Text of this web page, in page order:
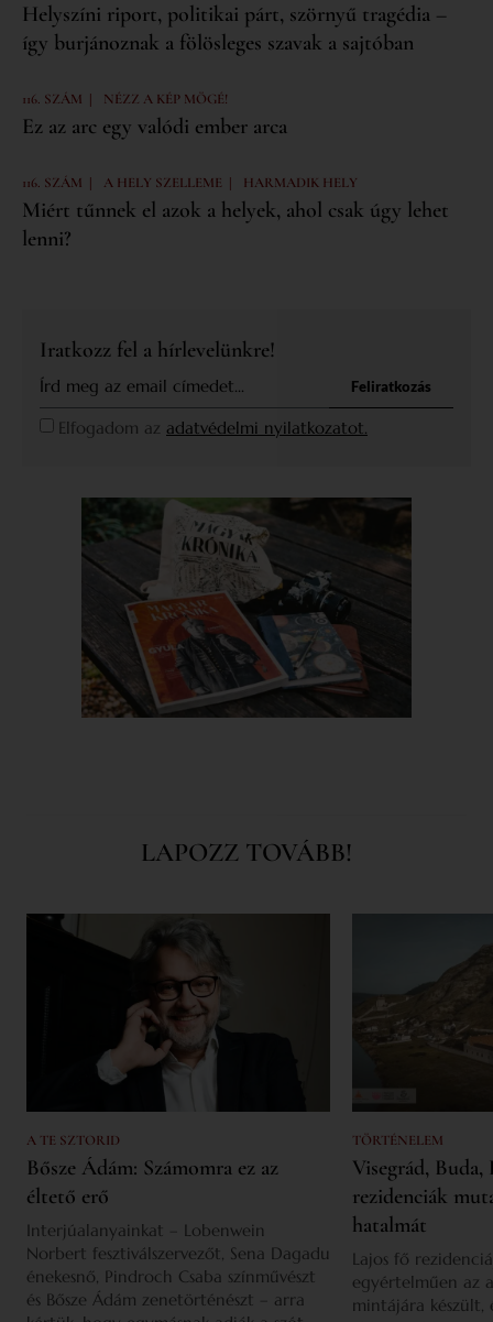
Helyszíni riport, politikai párt, szörnyű tragédia –
így burjánoznak a fölösleges szavak a sajtóban
116. SZÁM | NÉZZ A KÉP MÖGÉ!
Ez az arc egy valódi ember arca
116. SZÁM | A HELY SZELLEME | HARMADIK HELY
Miért tűnnek el azok a helyek, ahol csak úgy lehet
lenni?
Iratkozz fel a hírlevelünkre!
Elfogadom az adatvédelmi nyilatkozatot.
Feliratkozás
LAPOZZ TOVÁBB!
A TE SZTORID
Bősze Ádám: Számomra ez az
éltető erő
Interjúalanyainkat – Lobenwein
Norbert fesztiválszervezőt, Sena Dagadu
énekesnő, Pindroch Csaba színművészt
és Bősze Ádám zenetörténészt – arra
TÖRTÉNELEM
Visegrád,
rezidenciák
hatalmát
Lajos fő
egyértelműen az
mintájára készült,